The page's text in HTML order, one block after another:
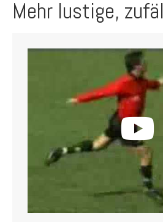
Mehr lustige,